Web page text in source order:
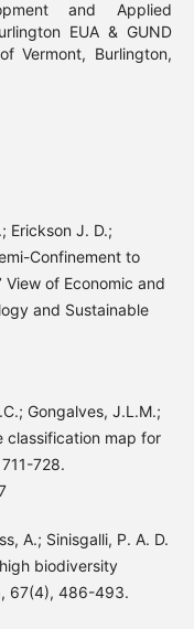
and Applied
EUA & GUND
Vermont, Burlington,
Erickson J. D.;
Confinement to
View of Economic and
and Sustainable
Gongalves, J.L.M.;
classification map for
728.
A.; Sinisgalli, P. A. D.
biodiversity
67(4), 486-493.